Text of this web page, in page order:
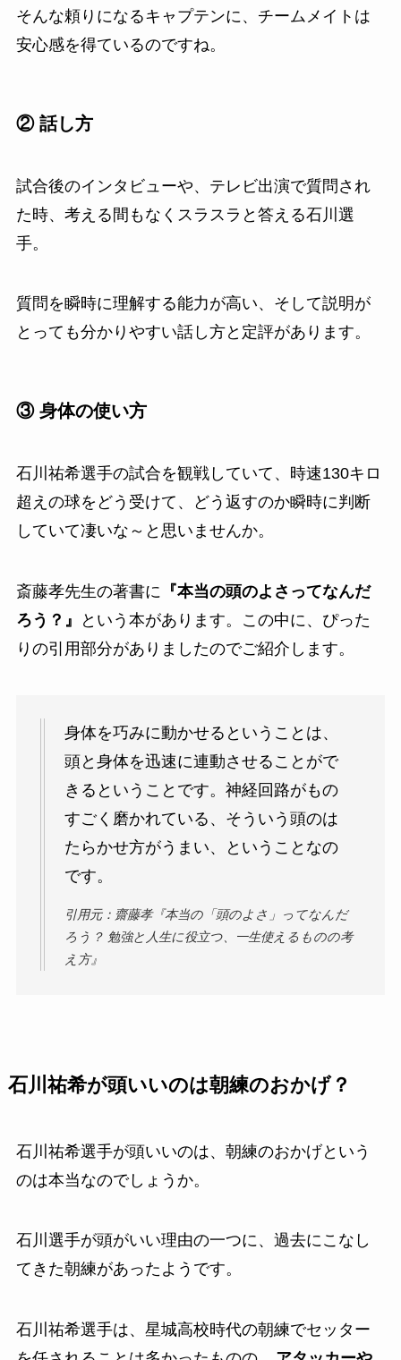
そんな頼りになるキャプテンに、チームメイトは
安心感を得ているのですね。
② 話し方
試合後のインタビューや、テレビ出演で質問され
た時、考える間もなくスラスラと答える石川選
手。
質問を瞬時に理解する能力が高い、そして説明が
とっても分かりやすい話し方と定評があります。
③ 身体の使い方
石川祐希選手の試合を観戦していて、時速130キロ
超えの球をどう受けて、どう返すのか瞬時に判断
していて凄いな～と思いませんか。
斎藤孝先生の著書に 『本当の頭のよさってなんだ
ろう？』
という本があります。この中に、ぴった
りの引用部分がありましたのでご紹介します。
身体を巧みに動かせるということは、
頭と身体を迅速に連動させることがで
きるということです。神経回路がもの
すごく磨かれている、そういう頭のは
たらかせ方がうまい、ということなの
です。
引用元：齋藤孝『本当の「頭のよさ」ってなんだ
ろう？ 勉強と人生に役立つ、一生使えるものの考
え方』
石川祐希が頭いいのは朝練のおかげ？
石川祐希選手が頭いいのは、朝練のおかげという
のは本当なのでしょうか。
石川選手が頭がいい理由の一つに、過去にこなし
てきた朝練があったようです。
石川祐希選手は、星城高校時代の朝練でセッター